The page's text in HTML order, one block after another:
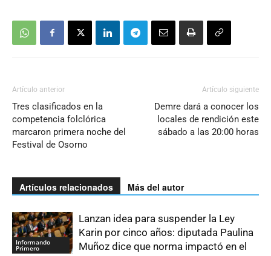
Artículo anterior
Tres clasificados en la
competencia folclórica
marcaron primera noche del
Festival de Osorno
Artículo siguiente
Demre dará a conocer los
locales de rendición este
sábado a las 20:00 horas
Artículos relacionados Más del autor
Informando
Primero
Lanzan idea para suspender la Ley
Karin por cinco años: diputada Paulina
Muñoz dice que norma impactó en el